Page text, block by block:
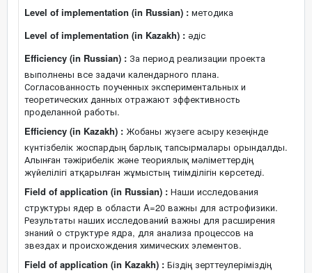
Level of implementation (in Russian) : методика
Level of implementation (in Kazakh) : әдіс
Efficiency (in Russian) : За период реализации проекта
выполнены все задачи календарного плана.
Согласованность поученных экспериментальных и
теоретических данных отражают эффективность
проделанной работы.
Efficiency (in Kazakh) : Жобаны жүзеге асыру кезеңінде
күнтізбелік жоспардың барлық тапсырмалары орындалды.
Алынған тәжірибелік және теориялық мәліметтердің
жүйелілігі атқарылған жұмыстың тиімділігін көрсетеді.
Field of application (in Russian) : Наши исследования
структуры ядер в области A=20 важны для астрофизики.
Результаты наших исследований важны для расширения
знаний о структуре ядра, для анализа процессов на
звездах и происхождения химических элементов.
Field of application (in Kazakh) : Біздің зерттеулеріміздің